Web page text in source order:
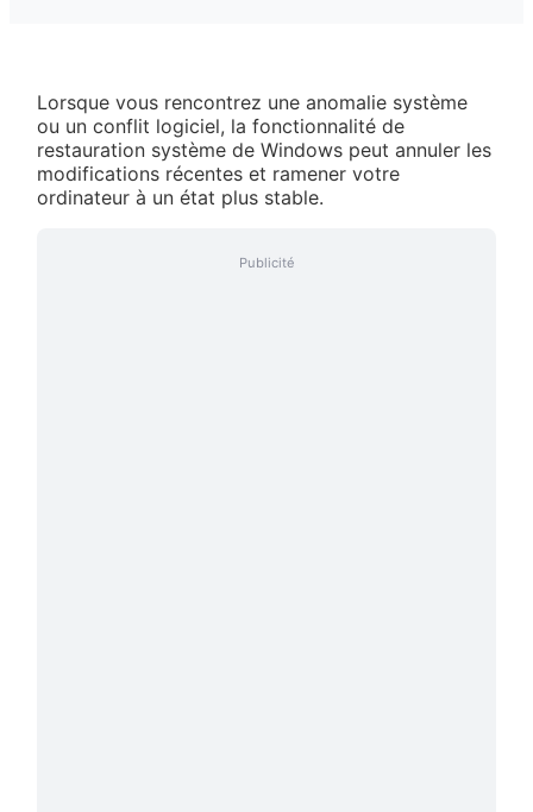
Lorsque vous rencontrez une anomalie système
ou un conflit logiciel, la fonctionnalité de
restauration système de Windows peut annuler les
modifications récentes et ramener votre
ordinateur à un état plus stable.
Publicité